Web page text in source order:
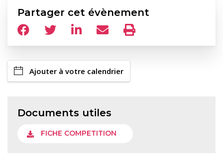
Partager cet évènement
Ajouter à votre calendrier
Documents utiles
FICHE COMPETITION